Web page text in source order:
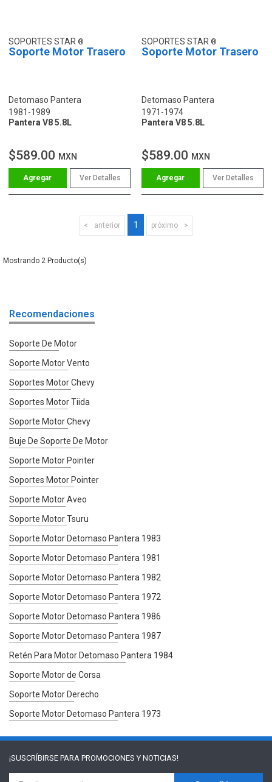
SOPORTES STAR
Soporte Motor Trasero
Detomaso Pantera
1981-1989
Pantera V8 5.8L
$589.00 MXN
Ver Detalles
SOPORTES STAR
Soporte Motor Trasero
Detomaso Pantera
1971-1974
Pantera V8 5.8L
$589.00 MXN
Ver Detalles
anterior 1 próximo
2
Recomendaciones
Soporte De Motor
Soporte Motor Vento
Soportes Motor Chevy
Soportes Motor Tiida
Soporte Motor Chevy
Buje De Soporte De Motor
Soporte Motor Pointer
Soportes Motor Pointer
Soporte Motor Aveo
Soporte Motor Tsuru
Soporte Motor Detomaso Pantera 1983
Soporte Motor Detomaso Pantera 1981
Soporte Motor Detomaso Pantera 1982
Soporte Motor Detomaso Pantera 1972
Soporte Motor Detomaso Pantera 1986
Soporte Motor Detomaso Pantera 1987
Retén Para Motor Detomaso Pantera 1984
Soporte Motor de Corsa
Soporte Motor Derecho
Soporte Motor Detomaso Pantera 1973
¡SUSCRÍBIRSE PARA PROMOCIONES Y NOTICIAS!